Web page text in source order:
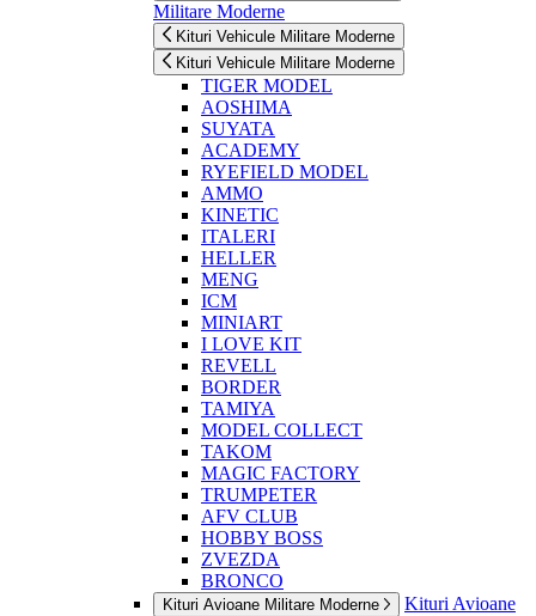
Militare Moderne
Kituri Vehicule Militare Moderne
Kituri Vehicule Militare Moderne
TIGER MODEL
AOSHIMA
SUYATA
ACADEMY
RYEFIELD MODEL
AMMO
KINETIC
ITALERI
HELLER
MENG
ICM
MINIART
I LOVE KIT
REVELL
BORDER
TAMIYA
MODEL COLLECT
TAKOM
MAGIC FACTORY
TRUMPETER
AFV CLUB
HOBBY BOSS
ZVEZDA
BRONCO
Kituri Avioane Militare Moderne
Kituri Avioane